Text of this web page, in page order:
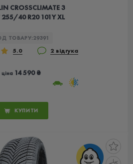
CROSSCLIMATE 3
255/40 R20 101Y XL
ТОВАРУ:29391
5.0 2 відгука
ціна 14 590 ₴
КУПИТИ